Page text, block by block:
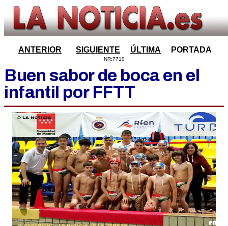
ANTERIOR SIGUIENTE ÚLTIMA PORTADA
NR:7710
Buen sabor de boca en el
infantil por FFTT